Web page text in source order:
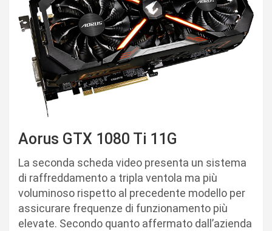
Aorus GTX 1080 Ti 11G
La seconda scheda video presenta un sistema
di raffreddamento a tripla ventola ma più
voluminoso rispetto al precedente modello per
assicurare frequenze di funzionamento più
elevate. Secondo quanto affermato dall’azienda